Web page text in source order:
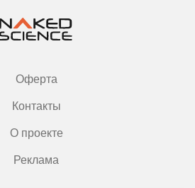
Оферта
Контакты
О проекте
Реклама